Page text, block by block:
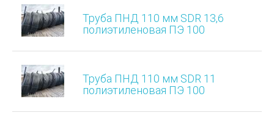
Труба ПНД 110 мм SDR 13,6
полиэтиленовая ПЭ 100
Труба ПНД 110 мм SDR 11
полиэтиленовая ПЭ 100